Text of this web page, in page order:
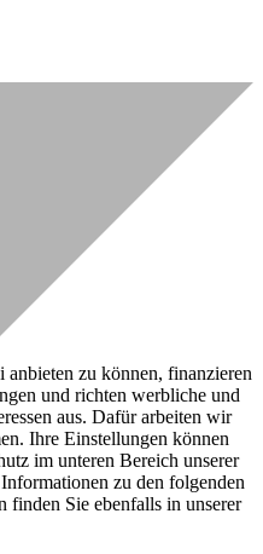
zu können, finanzieren
und richten werbliche und
aus. Dafür arbeiten wir
Ihre Einstellungen können
im unteren Bereich unserer
zu den folgenden
finden Sie ebenfalls in unserer